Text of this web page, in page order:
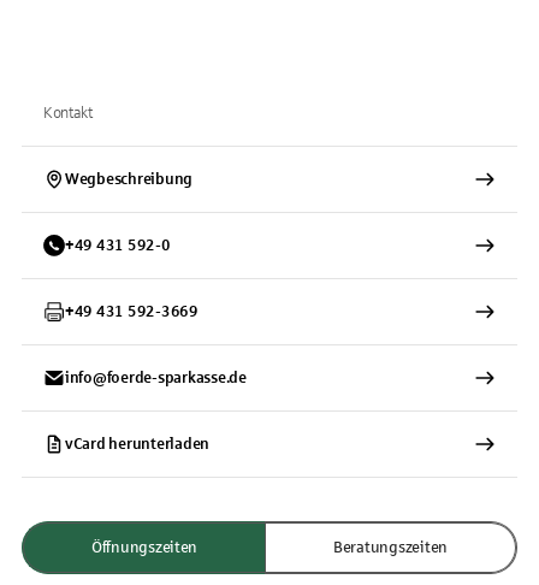
Kontakt
Wegbeschreibung
+49 431 592-0
+49 431 592-3669
info@foerde-sparkasse.de
vCard herunterladen
Öffnungszeiten Beratungszeiten